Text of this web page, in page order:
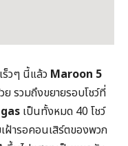
วๆ นี้แล้ว Maroon 5
ย รวมถึงขยายรอบโชว์ที่
เป็นทั้งหมด 40 โชว์
ารอคอนเสิร์ตของพวก